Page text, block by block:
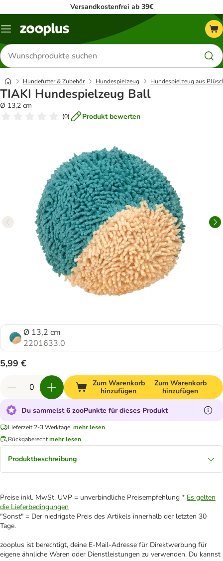
Versandkostenfrei ab 39€
Menü
Produkte
suchen
Hundefutter & Zubehör Hundespielzeug Hundespielzeug aus
TIAKI Hundespielzeug Ball
Ø 13,2 cm
(0) Produkt bewerten
Ø 13,2 cm
2201633.0
5,99 €
Zum Warenkorb
hinzufügen
Zum Warenkorb
hinzufügen
Du sammelst 6 zooPunkte für dieses Produkt
Lieferzeit 2-3 Werktage. mehr lesen
Rückgaberechtmehr lesen
Produktbeschreibung
Preise inkl. MwSt. UVP = unverbindliche Preisempfehlung * Es gelten
die Lieferbedingungen
"Sonst" = Der niedrigste Preis des Artikels innerhalb der letzten 30
Tage.
zooplus ist berechtigt, deine E-Mail-Adresse für Direktwerbung für
eigene ähnliche Waren oder Dienstleistungen zu verwenden. Du kannst